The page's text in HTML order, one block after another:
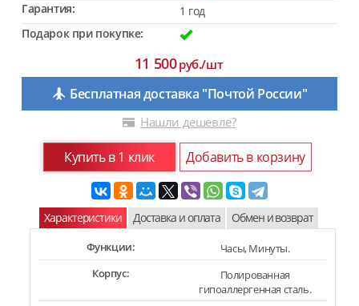
Гарантия:
1 год
Подарок при покупке:
11 500руб./шт
Бесплатная доставка "Почтой России"
Нашли дешевле?
Купить в 1 клик Добавить в корзину
Характеристики Доставка и оплата Обмен и возврат
Функции:
Часы, Минуты.
Корпус:
Полированная
гипоаллергенная сталь.